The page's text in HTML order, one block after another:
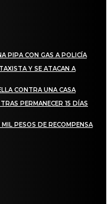
PIPA CON GAS A POLICÍA
Y SE ATACAN A
CONTRA UNA CASA
PERMANECER 15 DÍAS
PESOS DE RECOMPENSA